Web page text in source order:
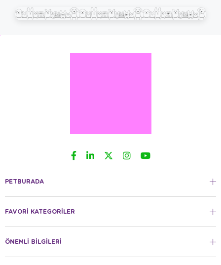
PETBURADA
FAVORİ KATEGORİLER
ÖNEMLİ BİLGİLERİ